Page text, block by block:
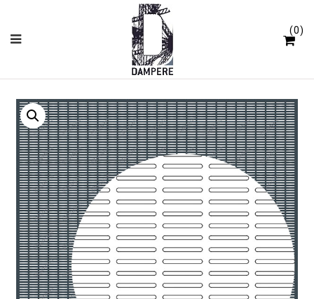
0
Panneau de gestion des cookies